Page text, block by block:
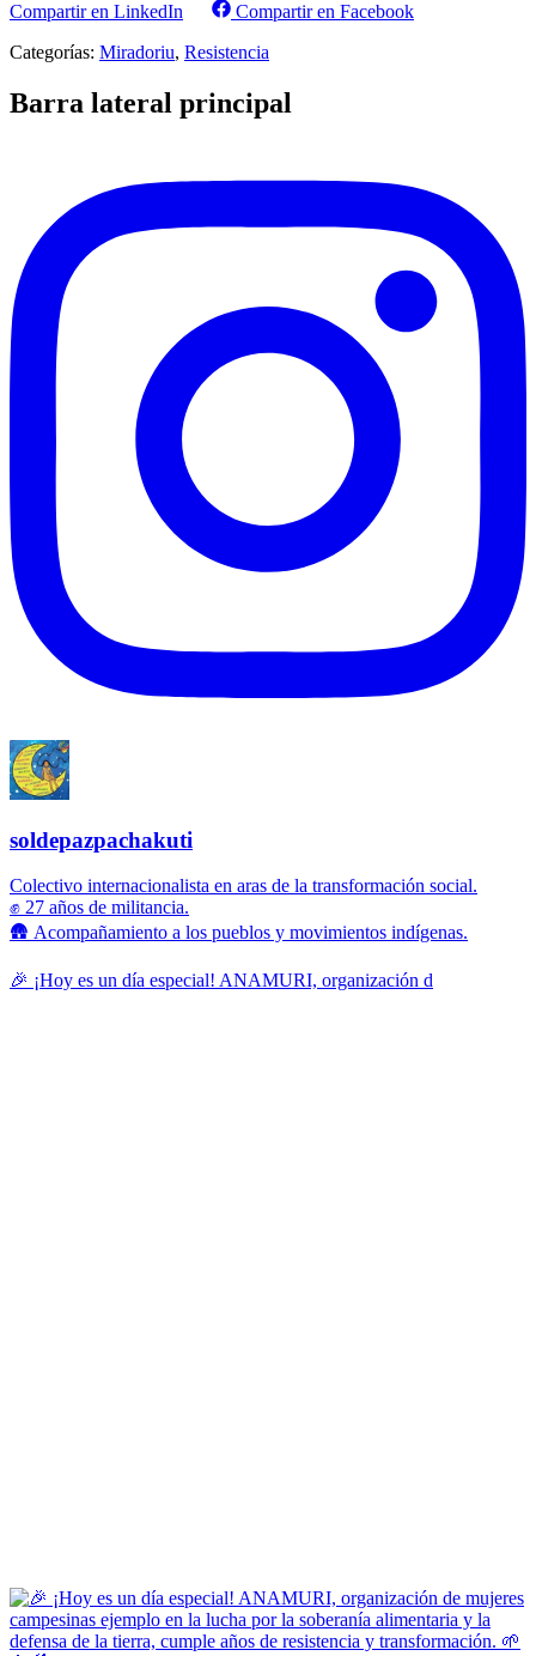
Compartir en LinkedIn
Compartir en Facebook
Categorías: Miradoriu, Resistencia
Barra lateral principal
soldepazpachakuti
Colectivo internacionalista en aras de la transformación social.
✊ 27 años de militancia.
🛖 Acompañamiento a los pueblos y movimientos indígenas.
🎉 ¡Hoy es un día especial! ANAMURI, organización d